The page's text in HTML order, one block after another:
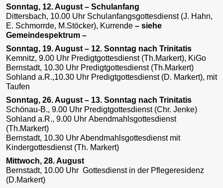
Sonntag, 12. August – Schulanfang
Dittersbach, 10.00 Uhr Schulanfangsgottesdienst (J. Hahn,
E. Schmorrde, M.Stöcker), Kurrende – siehe
Gemeindespektrum –
Sonntag, 19. August – 12. Sonntag nach Trinitatis
Kemnitz, 9.00 Uhr Predigtgottesdienst (Th.Markert), KiGo
Bernstadt, 10.30 Uhr Predigtgottesdienst (Th.Markert)
Sohland a.R.,10.30 Uhr Predigtgottesdienst (D. Markert), mit
Taufen
Sonntag, 26. August – 13. Sonntag nach Trinitatis
Schönau-B., 9.00 Uhr Predigtgottesdienst (Chr. Jenke)
Sohland a.R., 9.00 Uhr Abendmahlsgottesdienst
(Th.Markert)
Bernstadt, 10.30 Uhr Abendmahlsgottesdienst mit
Kindergottesdienst (Th. Markert)
Mittwoch, 28. August
Bernstadt, 10.00 Uhr Gottesdienst in der Pflegeresidenz
(D.Markert)